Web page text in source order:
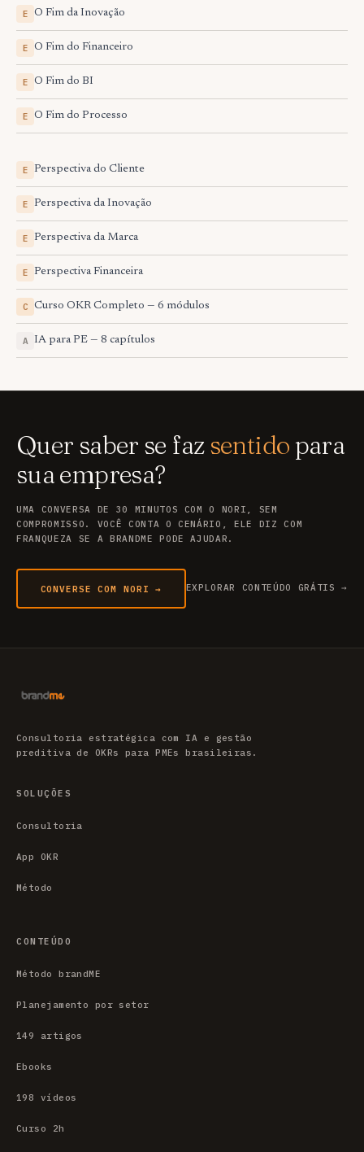
E O Fim da Inovação
E O Fim do Financeiro
E O Fim do BI
E O Fim do Processo
E Perspectiva do Cliente
E Perspectiva da Inovação
E Perspectiva da Marca
E Perspectiva Financeira
C Curso OKR Completo — 6 módulos
A IA para PE — 8 capítulos
Quer saber se fazsentidopara
sua empresa?
UMA CONVERSA DE 30 MINUTOS COM O NORI, SEM
COMPROMISSO. VOCÊ CONTA O CENÁRIO, ELE DIZ COM
FRANQUEZA SE A BRANDME PODE AJUDAR.
CONVERSE COM NORI → EXPLORAR CONTEÚDO GRÁTIS →
Consultoria estratégica com IA e gestão
preditiva de OKRs para PMEs brasileiras.
SOLUÇÕES
Consultoria
App OKR
Método
CONTEÚDO
Método brandME
Planejamento por setor
149 artigos
Ebooks
198 vídeos
Curso 2h